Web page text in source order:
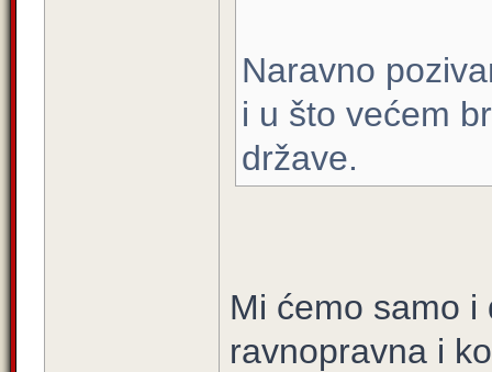
Naravno
i u što većem
države.
Mi ćemo samo
ravnopravna i